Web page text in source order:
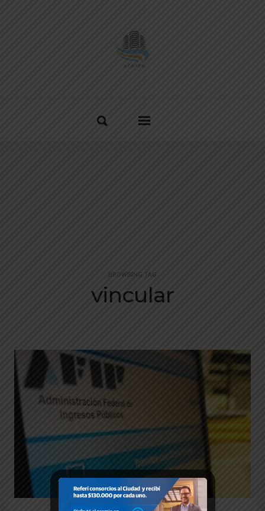
BROWSING TAG
vincular